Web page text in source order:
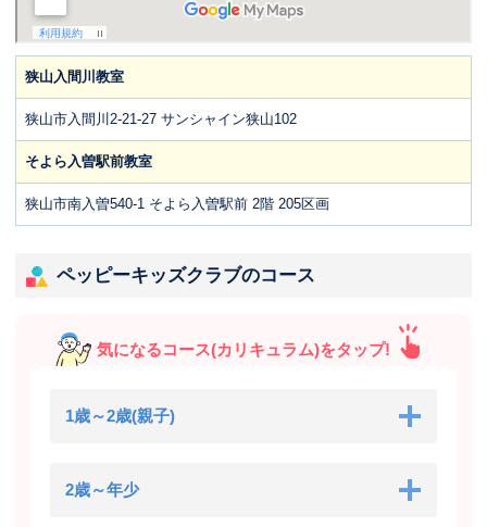
狭山入間川教室
狭山市入間川2-21-27 サンシャイン狭山102
そよら入曽駅前教室
狭山市南入曽540-1 そよら入曽駅前 2階 205区画
ペッピーキッズクラブのコース
気になるコース(カリキュラム)をタップ!
1歳～2歳(親子)
2歳～年少